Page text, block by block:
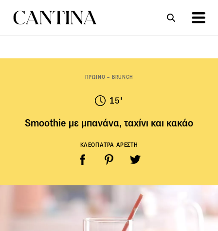
ΠΡΩΙΝΟ – BRUNCH
15'
Smoothie με μπανάνα, ταχίνι και κακάo
ΚΛΕΟΠΑΤΡΑ ΑΡΕΣΤΗ